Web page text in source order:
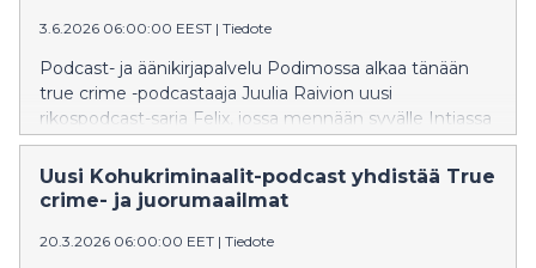
3.6.2026 06:00:00 EEST | Tiedote
Podcast- ja äänikirjapalvelu Podimossa alkaa tänään
true crime -podcastaaja Juulia Raivion uusi
rikospodcast-sarja Felix, jossa mennään syvälle Intiassa
vuonna 2015 kuolleen Felix Dahlin tapaukseen. Raivio
hyödyntää sarjassa keskusteluja Felixin äidin kanssa,
poliisiraportteja sekä muita viranomaisdokumentteja
tapahtui.
Uusi Kohukriminaalit-podcast yhdistää True
crime- ja juorumaailmat
20.3.2026 06:00:00 EET | Tiedote